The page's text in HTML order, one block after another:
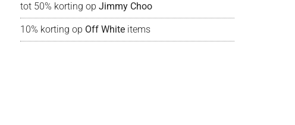
tot 50% korting op Jimmy Choo
10% korting op Off White items